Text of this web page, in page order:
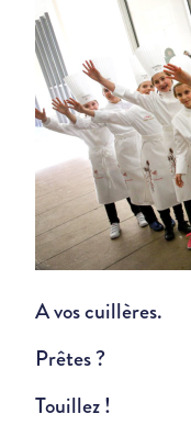
A vos cuillères.
Prêtes ?
Touillez !